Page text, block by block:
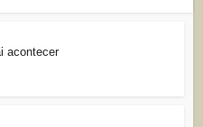
acontecer